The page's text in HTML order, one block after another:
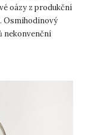
oázy z produkční
Osmihodinový
nekonvenční